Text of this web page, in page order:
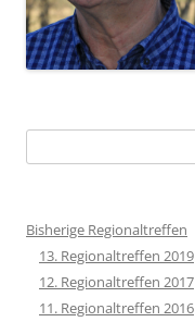
nach:
Bisherige Regionaltreffen
13. Regionaltreffen 2019
12. Regionaltreffen 2017
11. Regionaltreffen 2016